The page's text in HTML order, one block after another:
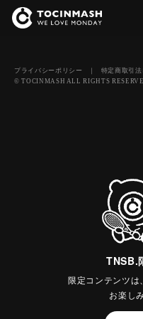
TNSB.
限定コンテンツは
お楽し
プライバシーポリシー ｜ 特定商取引
© TOCINMASH ALL RIGHTS